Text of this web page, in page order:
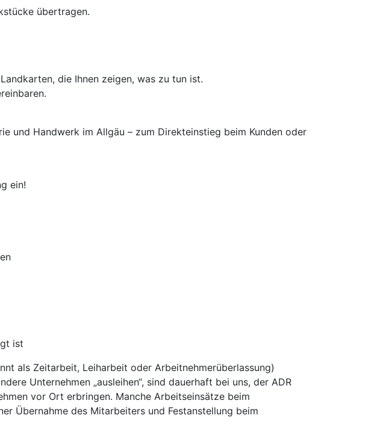
übertragen.
die Ihnen zeigen, was zu tun ist.
und Handwerk im Allgäu – zum Direkteinstieg beim Kunden oder
ein!
ist
als Zeitarbeit, Leiharbeit oder Arbeitnehmerüberlassung)
Unternehmen „ausleihen“, sind dauerhaft bei uns, der ADR
vor Ort erbringen. Manche Arbeitseinsätze beim
Übernahme des Mitarbeiters und Festanstellung beim